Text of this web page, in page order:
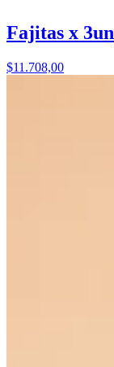
Fajitas x 3un
$11.708,00